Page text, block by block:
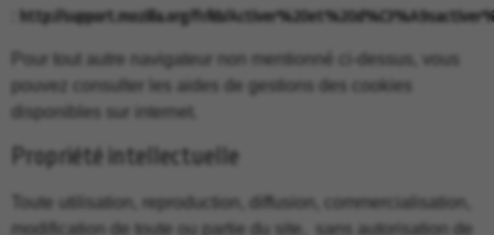
http://support.mozilla.org/fr/kb/
Pour tout autre navigateur non mentionné ci-dessus, vous
pouvez consulter les aides de gestions des cookies
disponibles sur internet.
Propriété intellectuelle
Toute utilisation, reproduction, diffusion, commercialisation,
modification de toute ou partie du site, sans autorisation de